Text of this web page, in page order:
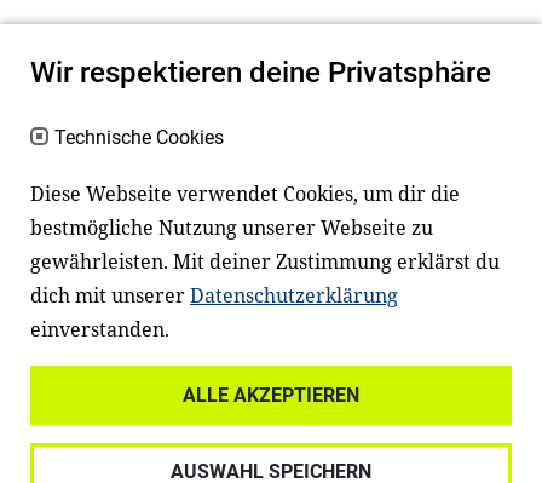
Newsletter
Facebook LinkedIn
Datenschutz
Wir respektieren deine Privatsphäre
Technische Cookies
Diese Webseite verwendet Cookies, um dir die
bestmögliche Nutzung unserer Webseite zu
gewährleisten. Mit deiner Zustimmung erklärst du
dich mit unsererDatenschutzerklärung
einverstanden.
ALLE AKZEPTIEREN
AUSWAHL SPEICHERN